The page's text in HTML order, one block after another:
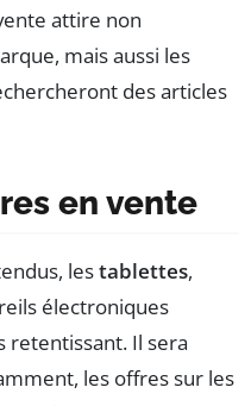
attire non
mais aussi les
des articles
en vente
lestablettes,
électroniques
retentissant. Il sera
les offres sur les